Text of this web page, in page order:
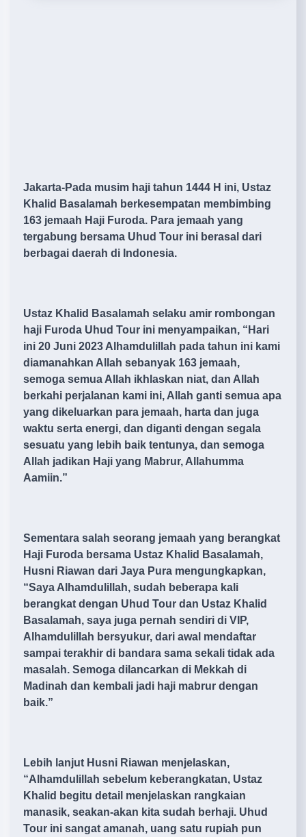
Jakarta-Pada musim haji tahun 1444 H ini, Ustaz
Khalid Basalamah berkesempatan membimbing
163 jemaah Haji Furoda. Para jemaah yang
tergabung bersama Uhud Tour ini berasal dari
berbagai daerah di Indonesia.
Ustaz Khalid Basalamah selaku amir rombongan
haji Furoda Uhud Tour ini menyampaikan, “Hari
ini 20 Juni 2023 Alhamdulillah pada tahun ini kami
diamanahkan Allah sebanyak 163 jemaah,
semoga semua Allah ikhlaskan niat, dan Allah
berkahi perjalanan kami ini, Allah ganti semua apa
yang dikeluarkan para jemaah, harta dan juga
waktu serta energi, dan diganti dengan segala
sesuatu yang lebih baik tentunya, dan semoga
Allah jadikan Haji yang Mabrur, Allahumma
Aamiin.”
Sementara salah seorang jemaah yang berangkat
Haji Furoda bersama Ustaz Khalid Basalamah,
Husni Riawan dari Jaya Pura mengungkapkan,
“Saya Alhamdulillah, sudah beberapa kali
berangkat dengan Uhud Tour dan Ustaz Khalid
Basalamah, saya juga pernah sendiri di VIP,
Alhamdulillah bersyukur, dari awal mendaftar
sampai terakhir di bandara sama sekali tidak ada
masalah. Semoga dilancarkan di Mekkah di
Madinah dan kembali jadi haji mabrur dengan
baik.”
Lebih lanjut Husni Riawan menjelaskan,
“Alhamdulillah sebelum keberangkatan, Ustaz
Khalid begitu detail menjelaskan rangkaian
manasik, seakan-akan kita sudah berhaji. Uhud
Tour ini sangat amanah, uang satu rupiah pun